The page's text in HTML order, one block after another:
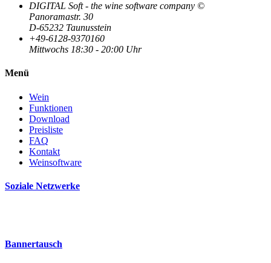
DIGITAL Soft - the wine software company ©
Panoramastr. 30
D-65232 Taunusstein
+49-6128-9370160
Mittwochs 18:30 - 20:00 Uhr
Menü
Wein
Funktionen
Download
Preisliste
FAQ
Kontakt
Weinsoftware
Soziale Netzwerke
Bannertausch